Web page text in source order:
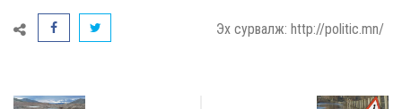
Эх сурвалж: http://politic.mn/